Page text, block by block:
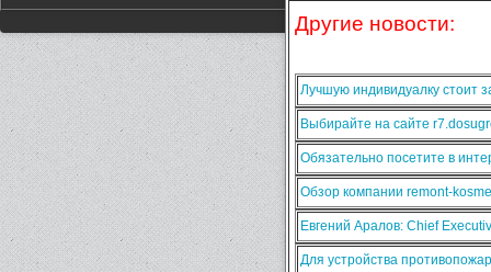
Другие новости:
Лучшую индивидуалку стоит
Выбирайте на сайте
Обязательно посетите в
Обзор компании remont-
Евгений Аралов: Chief
Для устройства